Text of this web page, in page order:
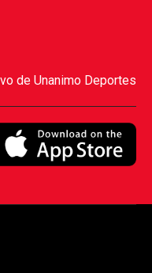
de Unanimo Deportes